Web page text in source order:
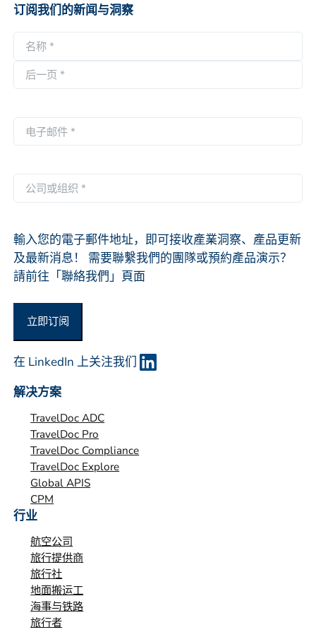
订阅我们的新闻与洞察
称
一
一
子
件
*
司
组
织
*
輸入您的電子郵件地址，即可接收產業洞察、產品更新
及最新消息！ 需要聯繫我們的團隊或預約產品演示？
請前往「聯絡我們」頁面
立即订阅
在 LinkedIn 上关注我们
解决方案
TravelDoc ADC
TravelDoc Pro
TravelDoc Compliance
TravelDoc Explore
Global APIS
CPM
行业
航空公司
旅行提供商
旅行社
地面搬运工
海事与铁路
旅行者